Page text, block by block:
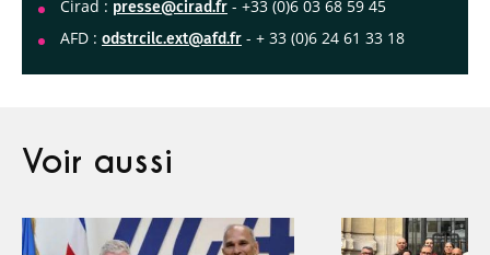
Cirad : presse@cirad.fr - +33 (0)6 03 68 59 45
AFD : odstrcilc.ext@afd.fr - + 33 (0)6 24 61 33 18
Voir aussi